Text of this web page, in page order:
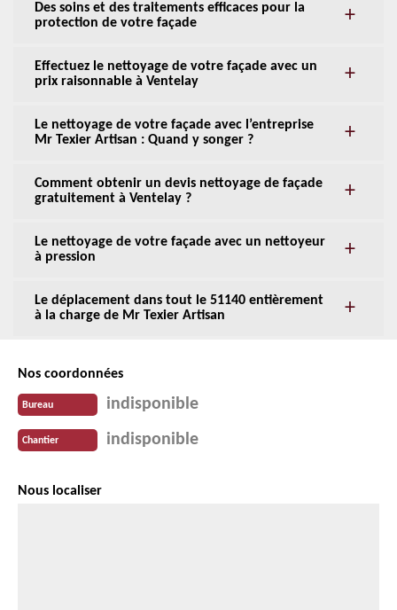
Des soins et des traitements efficaces pour la
protection de votre façade
Effectuez le nettoyage de votre façade avec un
prix raisonnable à Ventelay
Le nettoyage de votre façade avec l’entreprise
Mr Texier Artisan : Quand y songer ?
Comment obtenir un devis nettoyage de façade
gratuitement à Ventelay ?
Le nettoyage de votre façade avec un nettoyeur
à pression
Le déplacement dans tout le 51140 entièrement
à la charge de Mr Texier Artisan
Nos coordonnées
Bureau indisponible
Chantier indisponible
Nous localiser